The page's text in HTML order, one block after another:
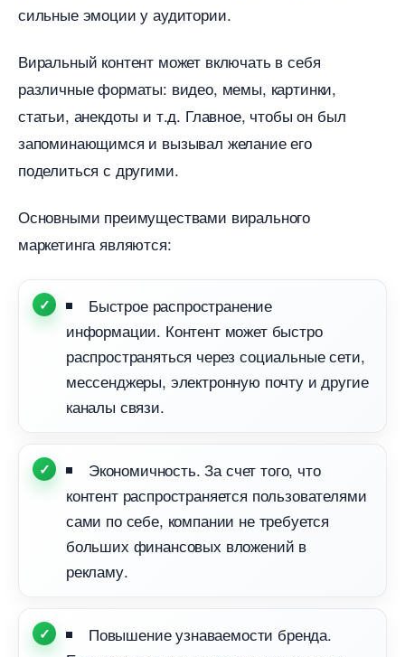
сильные эмоции у аудитории.
иральный контент может включать в себя
различные форматы: видео, мемы, картинки,
статьи, анекдоты и т.д. Главное, чтобы он был
запоминающимся и вызывал желание его
поделиться с другими.
Основными преимуществами вирального
маркетинга являются:
Быстрое распространение
информации. Контент может быстро
распространяться через социальные сети,
мессенджеры, электронную почту и другие
каналы связи.
Экономичность. За счет того, что
контент распространяется пользователями
сами по себе, компании не требуется
ольших финансовых вложений
рекламу.
Повышение узнаваемости бренда.